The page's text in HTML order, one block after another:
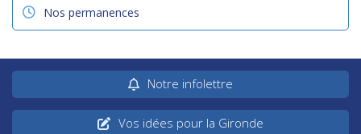
Nos permanences
Notre infolettre
Vos idées pour la Gironde